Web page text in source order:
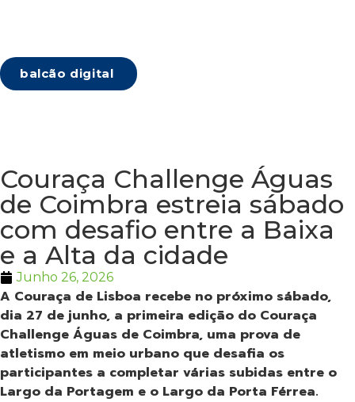
balcão digital
Couraça Challenge Águas
de Coimbra estreia sábado
com desafio entre a Baixa
e a Alta da cidade
Junho 26, 2026
A Couraça de Lisboa recebe no próximo sábado,
dia 27 de junho, a primeira edição do Couraça
Challenge Águas de Coimbra, uma prova de
atletismo em meio urbano que desafia os
participantes a completar várias subidas entre o
Largo da Portagem e o Largo da Porta Férrea.